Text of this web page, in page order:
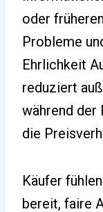
oder
Probleme
Ehrlichkeit
reduziert
während der
die
Käufer
bereit, faire